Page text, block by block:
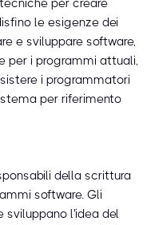
per creare
le esigenze dei
e sviluppare software,
per i programmi attuali,
i programmatori
per riferimento
della scrittura
software. Gli
sviluppano l'idea del